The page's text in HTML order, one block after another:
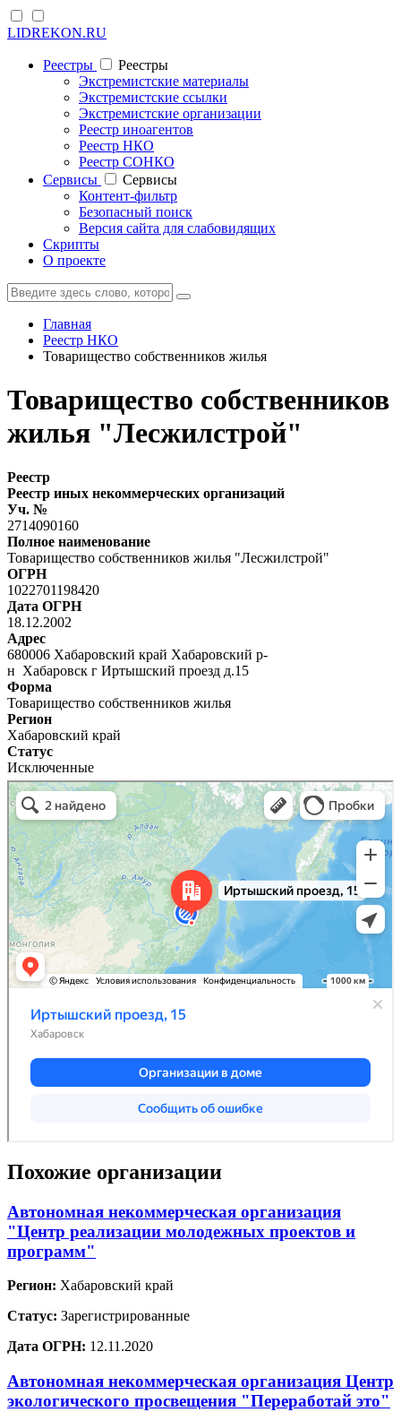
LIDREKON.RU
Реестры
Реестры
Экстремистские материалы
Экстремистские ссылки
Экстремистские организации
Реестр иноагентов
Реестр НКО
Реестр СОНКО
Cервисы
Cервисы
Контент-фильтр
Безопасный поиск
Версия сайта для слабовидящих
Скрипты
О проекте
Главная
Реестр НКО
Товарищество собственников жилья
Товарищество собственников
жилья "Лесжилстрой"
Реестр
Реестр иных некоммерческих организаций
Уч. №
2714090160
Полное наименование
Товарищество собственников жилья "Лесжилстрой"
ОГРН
1022701198420
Дата ОГРН
18.12.2002
Адрес
680006 Хабаровский край Хабаровский р-
н Хабаровск г Иртышский проезд д.15
Форма
Товарищество собственников жилья
Регион
Хабаровский край
Статус
Исключенные
Похожие организации
Автономная некоммерческая организация
"Центр реализации молодежных проектов и
программ"
Регион: Хабаровский край
Статус: Зарегистрированные
Дата ОГРН: 12.11.2020
Автономная некоммерческая организация Центр
экологического просвещения "Переработай это"